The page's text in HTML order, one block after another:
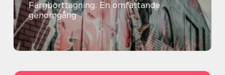
Färgborttagning: En omfattande
genomgång